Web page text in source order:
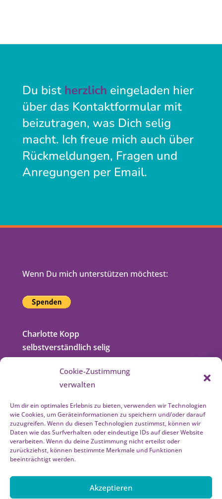
Cookie-Zustimmung
verwalten
Um dir ein optimales Erlebnis zu bieten, verwenden wir Technologien
wie Cookies, um Geräteinformationen zu speichern und/oder darauf
zuzugreifen. Wenn du diesen Technologien zustimmst, können wir
Daten wie das Surfverhalten oder eindeutige IDs auf dieser Website
verarbeiten. Wenn du deine Zustimmung nicht erteilst oder
zurückziehst, können bestimmte Merkmale und Funktionen
beeinträchtigt werden.
Akzeptieren
Du bist herzlich eingeladen hier
über das Kontaktformular mit
beizutragen, was Dich selig
macht. Ich freue mich auch über
Rückmeldungen, Fragen und
Anregungen per Email.
Wenn Du mich unterstützen möchtest:
Charlotte Kopp
selbstverständlich selig
Hans-Matthiessen-Str. 21
21029 Hamburg (Bergedorf)
040 72006544
ich@selbstverstaendlich-selig.de
www.selbstverstaendlich-selig.de
Impressum
Datenschutzerklärung